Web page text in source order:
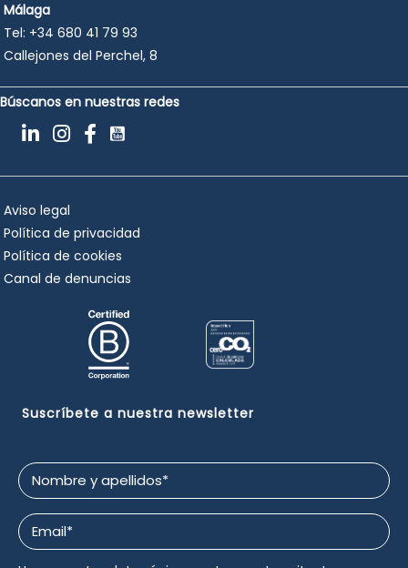
Málaga
Tel: +34 680 41 79 93
Callejones del Perchel, 8
Búscanos en nuestras redes
Aviso legal
Política de privacidad
Política de cookies
Canal de denuncias
Suscríbete a nuestra newsletter
Nombre
y
apellidos
*
Email
*